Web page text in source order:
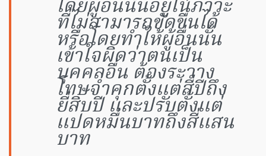
โดยผู้อื่นนั้นอยู่ในภาวะ
ที่ไม่สามารถขัดขืนได้
หรือโดยทำให้ผู้อื่นนั้น
เข้าใจผิดว่าตนเป็น
บุคคลอื่น ต้องระวาง
โทษจำคุกตั้งแต่สี่ปีถึง
ยี่สิบปี และปรับตั้งแต่
แปดหมื่นบาทถึงสี่แสน
บาท